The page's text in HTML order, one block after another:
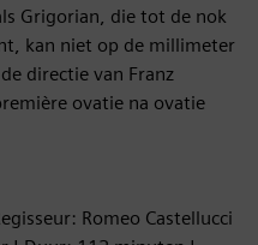
Grigorian, die tot de nok
kan niet op de millimeter
directie van Franz
ovatie na ovatie
Romeo Castellucci